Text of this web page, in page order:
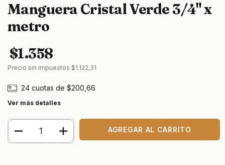
Manguera Cristal Verde 3/4" x
metro
$1.358
Precio sin impuestos $1.122,31
24 cuotas de $200,66
Ver más detalles